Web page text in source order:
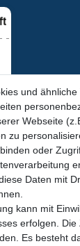
und
Webseite
zu
oder
Daten mit
kann mit
erfolgen.
Es besteht